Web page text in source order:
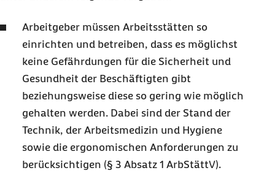
Arbeitgeber müssen Arbeitsstätten so
einrichten und betreiben, dass es möglichst
keine Gefährdungen für die Sicherheit und
Gesundheit der Beschäftigten gibt
beziehungsweise diese so gering wie möglich
gehalten werden. Dabei sind der Stand der
Technik, der Arbeitsmedizin und Hygiene
sowie die ergonomischen Anforderungen zu
berücksichtigen (§ 3 Absatz 1 ArbStättV).